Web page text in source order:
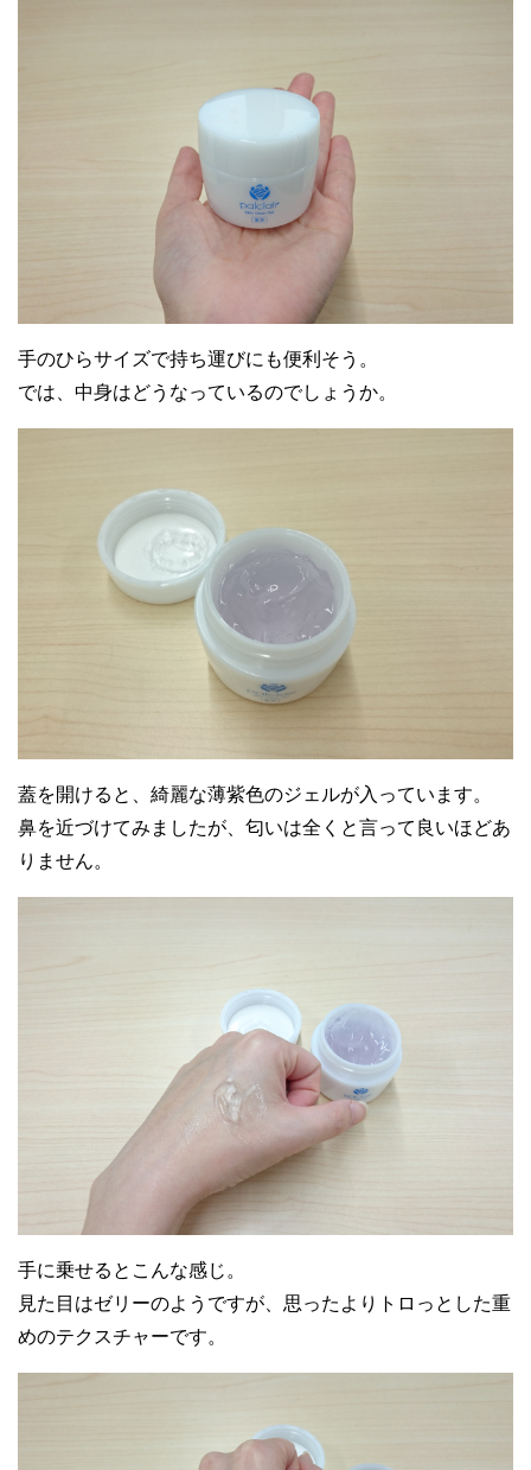
オールインワンジェルの中では乾燥が全く
気にならず、プルプルな肌を長くキープ出
伸びが非常に良いジェルですので、少量で
もかなり広い範囲へと使用可能ですよ
20代女性
低刺激で保湿力が高く、ツルスベの肌を目
30代女性
ニキビケアと同時にコンシーラーのように
隠せるカラーコントロールはとても便利で
す
皮脂の分泌の多いTゾーンには良いのです
が、頬と目元は少し乾燥してしまいます
クレータータイプのボコボコのニキビ跡に
は全く変化がないですね
手のひらサイズで持ち運びにも便利そう。
では、中身はどうなっているのでしょうか。
蓋を開けると、綺麗な薄紫色のジェルが入っています。
鼻を近づけてみましたが、匂いは全くと言って良いほどあ
りません。
手に乗せるとこんな感じ。
見た目はゼリーのようですが、思ったよりトロっとした重
めのテクスチャーです。